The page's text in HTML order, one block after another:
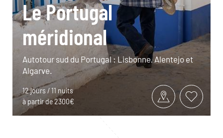
Le Portugal
méridional
Autotour sud du Portugal : Lisbonne, Alentejo et
Algarve.
12 jours / 11 nuits
à partir de 2300€